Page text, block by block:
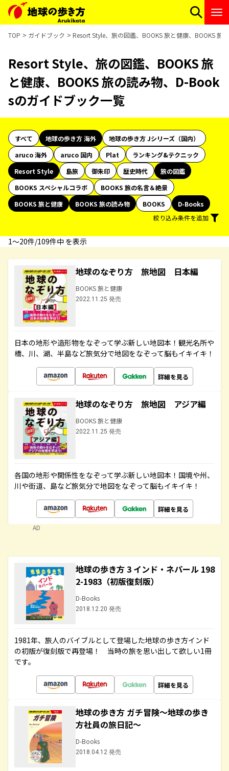
TOP ガイドブック Resort Style、旅の図鑑、BOOKS 旅と健康、BOOKS 旅
Resort Style、旅の図鑑、BOOKS 旅
と健康、BOOKS 旅の読み物、D-Book
sのガイドブック一覧
すべて 地球の歩き方 海外
地球の歩き方 Jシリーズ（国内）
aruco 海外
aruco 国内 Plat
ランキング&テクニック
Resort Style
島旅 御朱印 歴史時代
旅の図鑑
BOOKS スペシャルコラボ
BOOKS 旅の名言＆絶景
BOOKS 旅と健康
BOOKS 旅の読み物 BOOKS
D-Books
絞り込み条件を追加
1〜20件/109件中 を表示
地球のなぞり方 旅地図 日本編
BOOKS 旅と健康
2022.11.25 発売
日本の地形や造形物をなぞって学ぶ新しい地図本！観光名所や
橋、川、湖、半島など旅気分で地図をなぞって脳もイキイキ！
詳細を見る
地球のなぞり方 旅地図 アジア編
BOOKS 旅と健康
2022.11.25 発売
各国の地形や関係性をなぞって学ぶ新しい地図本！国境や州、
川や街道、島など旅気分で地図をなぞって脳もイキイキ！
詳細を見る
AD
地球の歩き方 3 インド・ネパール 198
2-1983（初版復刻版）
D-Books
2018.12.20 発売
1981年、旅人のバイブルとして登場した地球の歩き方インド
の初版が復刻版で再登場！ 当時の旅を思い出して欲しい1冊
です。
詳細を見る
地球の歩き方 ガチ冒険～地球の歩き
方社員の旅日記～
D-Books
2018.04.12 発売